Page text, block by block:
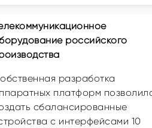
российского
разработка
платформ
сбалансированные
с интерфейсами 10